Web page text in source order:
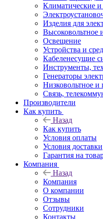
Климатические
Изделия для
Высоковольтное
Освещение
Устройства и
Кабеленесущие
Инструменты,
Генераторы
Низковольтное
Связь,
Производители
Как купить
Назад
Как купить
Условия оплаты
Условия доставки
Гарантия на
Компания
Назад
Компания
О компании
Отзывы
Сотрудники
Контакты